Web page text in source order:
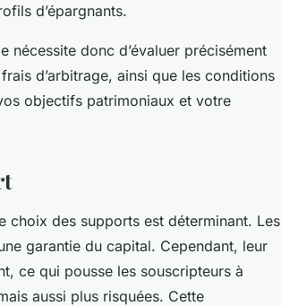
d’épargnants.
nécessite donc d’évaluer précisément
d’arbitrage, ainsi que les conditions
objectifs patrimoniaux et votre
choix des supports est déterminant. Les
garantie du capital. Cependant, leur
ce qui pousse les souscripteurs à
aussi plus risquées. Cette